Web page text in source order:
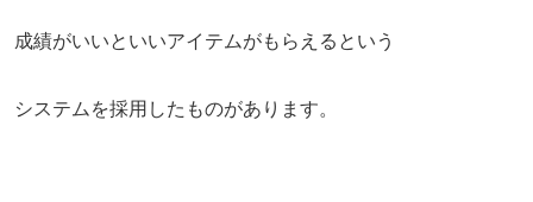
成績がいいといいアイテムがもらえるという
システムを採用したものがあります。